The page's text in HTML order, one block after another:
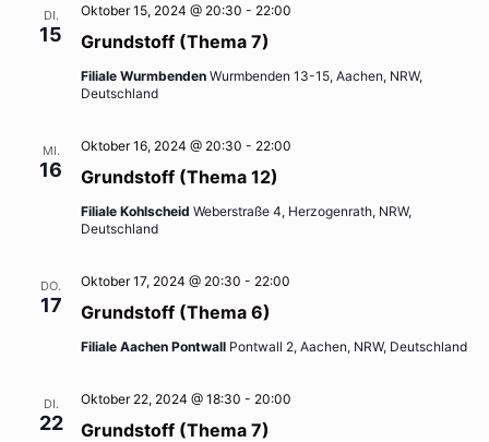
DI.
15 Grundstoff (Thema 7)
Oktober 15, 2024 @ 20:30 - 22:00
Filiale Wurmbenden Wurmbenden 13-15, Aachen, NRW,
Deutschland
MI.
16 Grundstoff (Thema 12)
Oktober 16, 2024 @ 20:30 - 22:00
Filiale Kohlscheid Weberstraße 4, Herzogenrath, NRW,
Deutschland
DO.
17 Grundstoff (Thema 6)
Oktober 17, 2024 @ 20:30 - 22:00
Filiale Aachen Pontwall Pontwall 2, Aachen, NRW, Deutschland
DI.
22 Grundstoff (Thema 7)
Oktober 22, 2024 @ 18:30 - 20:00